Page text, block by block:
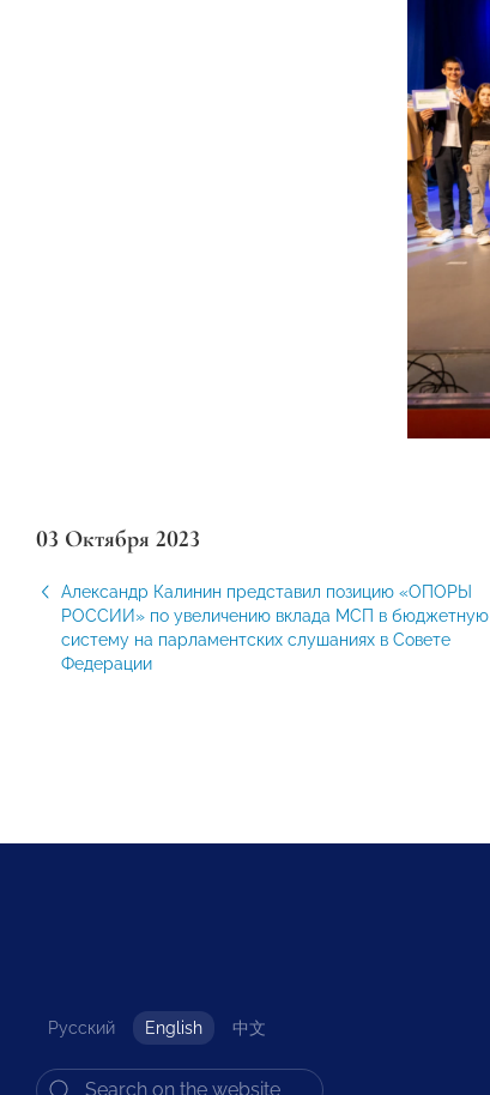
03 Октября 2023
Александр Калинин представил позицию «ОПОРЫ
РОССИИ» по увеличению вклада МСП в бюджетную
систему на парламентских слушаниях в Совете
Федерации
Русский English 中文